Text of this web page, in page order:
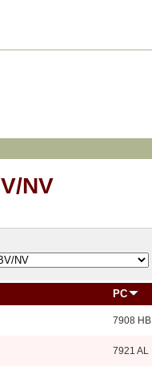
NV
PC
7908 HB
7921 AL